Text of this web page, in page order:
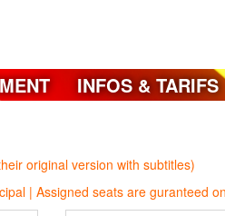
INFOS & TARIFS
original version with subtitles)
| Assigned seats are guranteed